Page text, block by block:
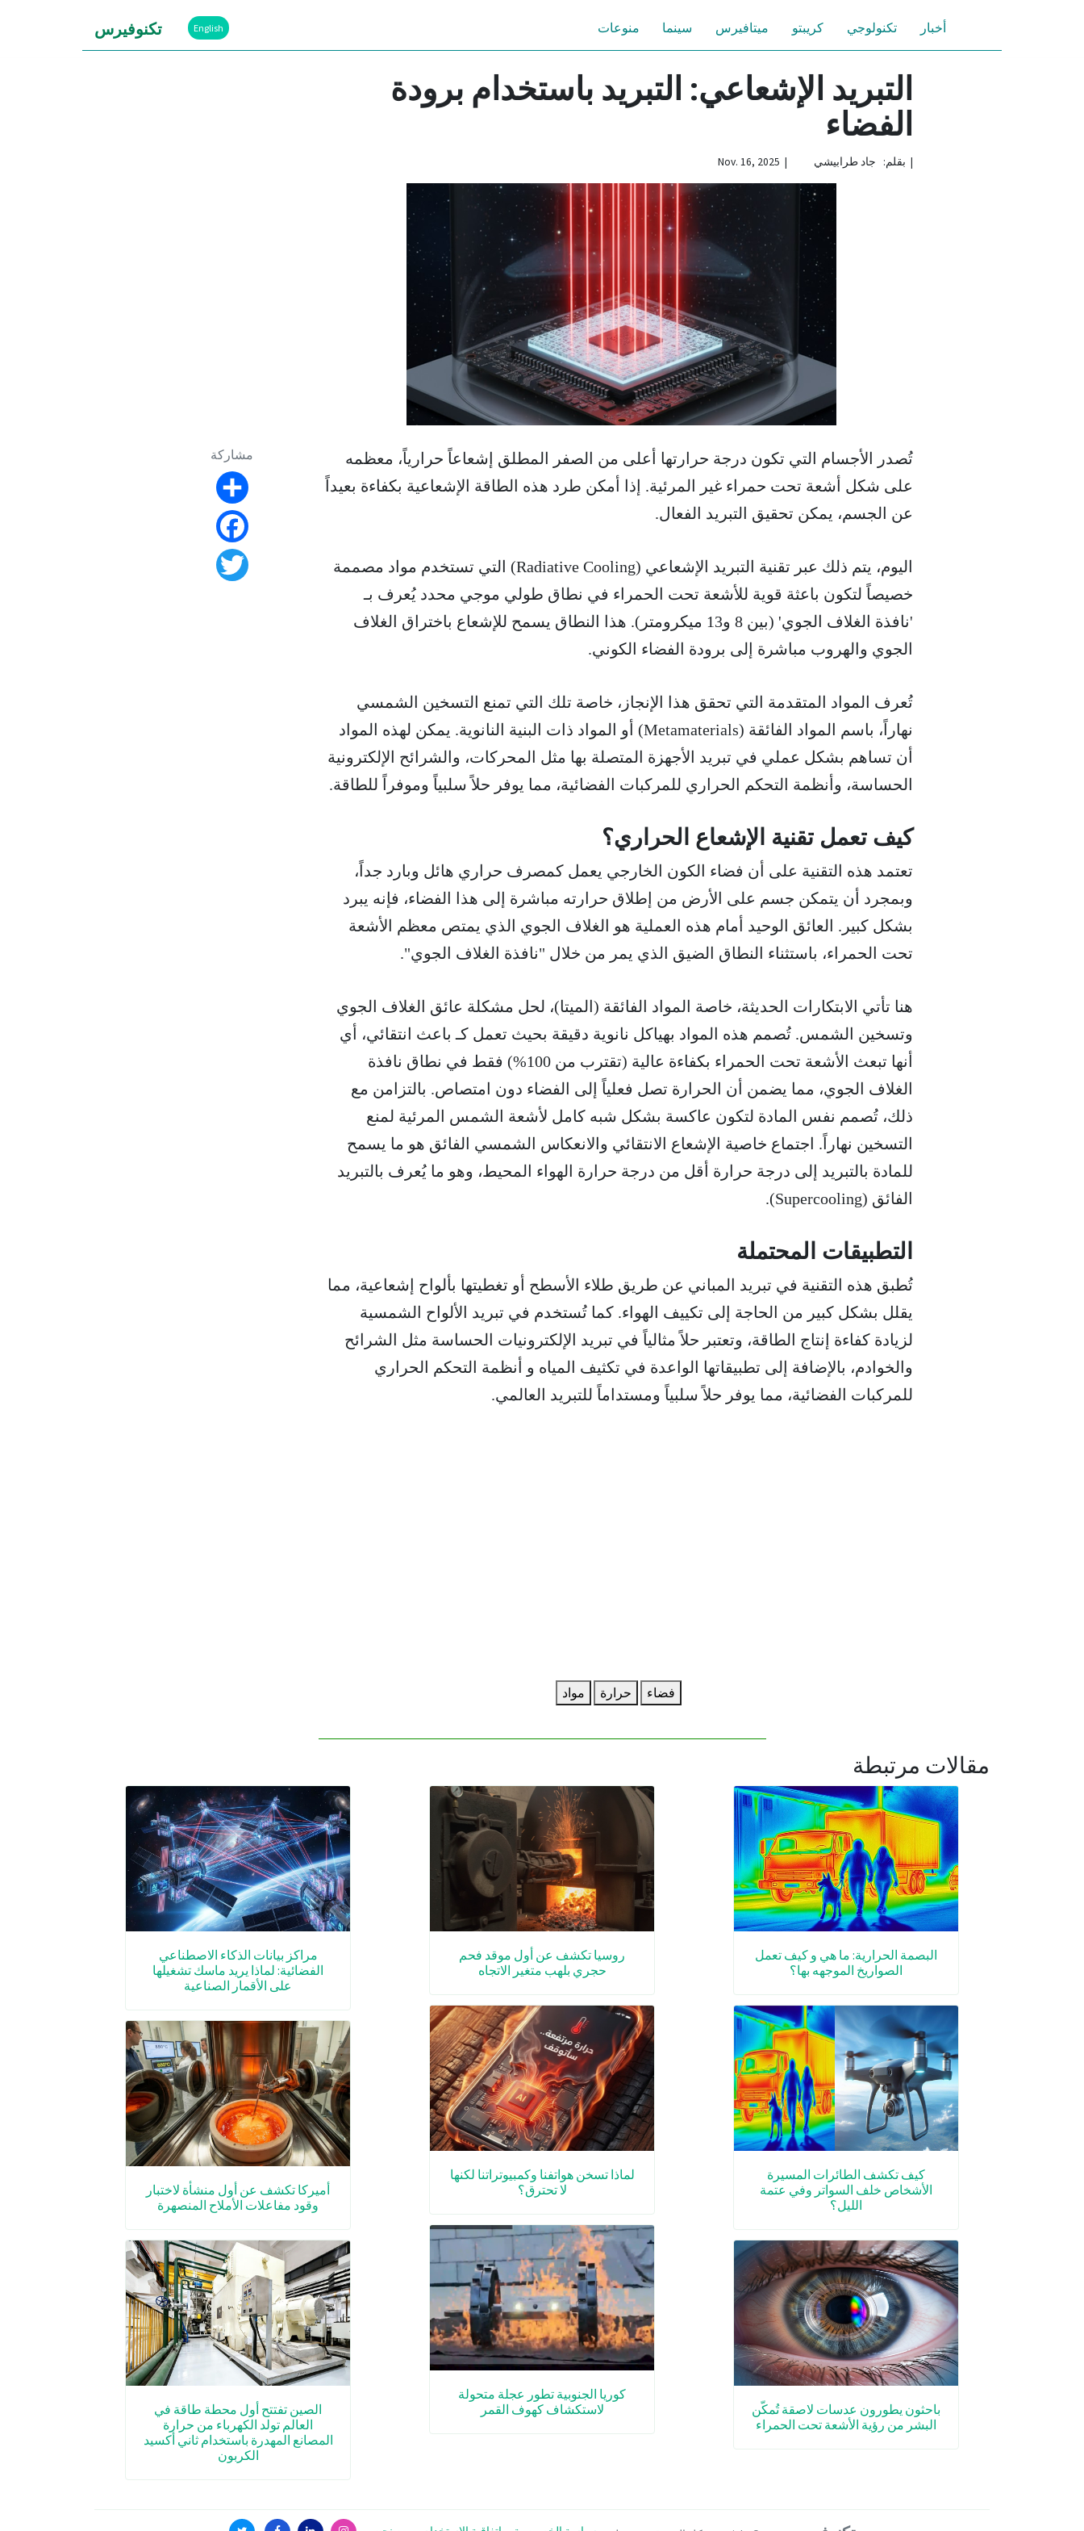
أخبار تكنولوجي كريبتو ميتافيرس سينما منوعات English تكنوفيرس
التبريد الإشعاعي: التبريد باستخدام برودة
الفضاء
| بقلم: جاد طرابيشي | Nov. 16, 2025
تُصدر الأجسام التي تكون درجة حرارتها أعلى من الصفر المطلق إشعاعاً حرارياً، معظمه
على شكل أشعة تحت حمراء غير المرئية. إذا أمكن طرد هذه الطاقة الإشعاعية بكفاءة بعيداً
عن الجسم، يمكن تحقيق التبريد الفعال.
اليوم، يتم ذلك عبر تقنية التبريد الإشعاعي (Radiative Cooling) التي تستخدم مواد مصممة
خصيصاً لتكون باعثة قوية للأشعة تحت الحمراء في نطاق طولي موجي محدد يُعرف بـ
'نافذة الغلاف الجوي' (بين 8 و13 ميكرومتر). هذا النطاق يسمح للإشعاع باختراق الغلاف
الجوي والهروب مباشرة إلى برودة الفضاء الكوني.
تُعرف المواد المتقدمة التي تحقق هذا الإنجاز، خاصة تلك التي تمنع التسخين الشمسي
نهاراً، باسم المواد الفائقة (Metamaterials) أو المواد ذات البنية النانوية. يمكن لهذه المواد
أن تساهم بشكل عملي في تبريد الأجهزة المتصلة بها مثل المحركات، والشرائح الإلكترونية
الحساسة، وأنظمة التحكم الحراري للمركبات الفضائية، مما يوفر حلاً سلبياً وموفراً للطاقة.
كيف تعمل تقنية الإشعاع الحراري؟
تعتمد هذه التقنية على أن فضاء الكون الخارجي يعمل كمصرف حراري هائل وبارد جداً،
وبمجرد أن يتمكن جسم على الأرض من إطلاق حرارته مباشرة إلى هذا الفضاء، فإنه يبرد
بشكل كبير. العائق الوحيد أمام هذه العملية هو الغلاف الجوي الذي يمتص معظم الأشعة
تحت الحمراء، باستثناء النطاق الضيق الذي يمر من خلال "نافذة الغلاف الجوي".
هنا تأتي الابتكارات الحديثة، خاصة المواد الفائقة (الميتا)، لحل مشكلة عائق الغلاف الجوي
وتسخين الشمس. تُصمم هذه المواد بهياكل نانوية دقيقة بحيث تعمل كـ باعث انتقائي، أي
أنها تبعث الأشعة تحت الحمراء بكفاءة عالية (تقترب من 100%) فقط في نطاق نافذة
الغلاف الجوي، مما يضمن أن الحرارة تصل فعلياً إلى الفضاء دون امتصاص. بالتزامن مع
ذلك، تُصمم نفس المادة لتكون عاكسة بشكل شبه كامل لأشعة الشمس المرئية لمنع
التسخين نهاراً. اجتماع خاصية الإشعاع الانتقائي والانعكاس الشمسي الفائق هو ما يسمح
للمادة بالتبريد إلى درجة حرارة أقل من درجة حرارة الهواء المحيط، وهو ما يُعرف بالتبريد
الفائق (Supercooling).
التطبيقات المحتملة
تُطبق هذه التقنية في تبريد المباني عن طريق طلاء الأسطح أو تغطيتها بألواح إشعاعية، مما
يقلل بشكل كبير من الحاجة إلى تكييف الهواء. كما تُستخدم في تبريد الألواح الشمسية
لزيادة كفاءة إنتاج الطاقة، وتعتبر حلاً مثالياً في تبريد الإلكترونيات الحساسة مثل الشرائح
والخوادم، بالإضافة إلى تطبيقاتها الواعدة في تكثيف المياه و أنظمة التحكم الحراري
للمركبات الفضائية، مما يوفر حلاً سلبياً ومستداماً للتبريد العالمي.
فضاء حرارة مواد
مشاركة
Share
Facebook
مقالات مرتبطة
البصمة الحرارية: ما هي و كيف تعمل
الصواريخ الموجهه بها؟
كيف تكشف الطائرات المسيرة
الأشخاص خلف السواتر وفي عتمة
الليل؟
باحثون يطورون عدسات لاصقة تُمكّن
البشر من رؤية الأشعة تحت الحمراء
روسيا تكشف عن أول موقد فحم
حجري بلهب متغير الاتجاه
لماذا تسخن هواتفنا وكمبيوتراتنا لكنها
لا تحترق؟
كوريا الجنوبية تطور عجلة متحولة
لاستكشاف كهوف القمر
مراكز بيانات الذكاء الاصطناعي
الفضائية: لماذا يريد ماسك تشغيلها
على الأقمار الصناعية
أميركا تكشف عن أول منشأة لاختبار
وقود مفاعلات الأملاح المنصهرة
الصين تفتتح أول محطة طاقة في
العالم تولد الكهرباء من حرارة
المصانع المهدرة باستخدام ثاني أكسيد
الكربون